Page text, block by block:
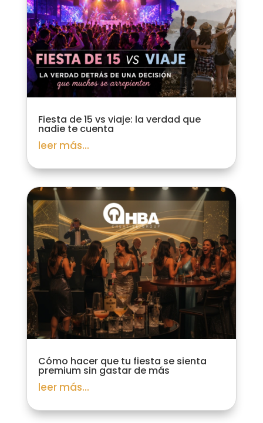
Fiesta de 15 vs viaje: la verdad que
nadie te cuenta
leer más...
Cómo hacer que tu fiesta se sienta
premium sin gastar de más
leer más...